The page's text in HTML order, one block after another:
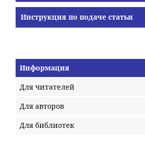
Инструкция по подаче статьи
Информация
Для читателей
Для авторов
Для библиотек